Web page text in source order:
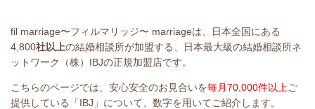
fil marriage〜フィルマリッジ〜 marriageは、日本全国にある
4,800社以上の結婚相談所が加盟する、日本最大級の結婚相談所ネ
ットワーク（株）IBJの正規加盟店です。
こちらのページでは、安心安全のお見合いを毎月70,000件以上ご
提供している「IBJ」について、数字を用いてご紹介します。